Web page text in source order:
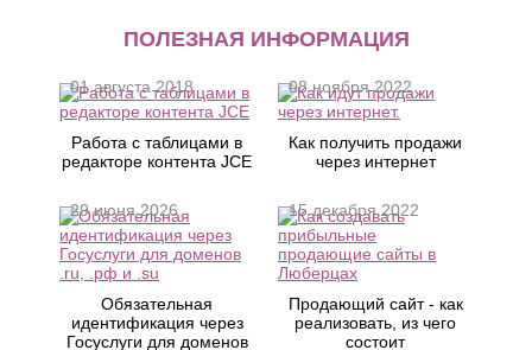
ПОЛЕЗНАЯ ИНФОРМАЦИЯ
Работа с таблицами в
редакторе контента JCE
01 августа 2018
Как получить продажи
через интернет
08 ноября 2022
Обязательная
идентификация через
Госуслуги для доменов
29 июня 2026
Продающий сайт - как
реализовать, из чего
состоит
15 декабря 2022